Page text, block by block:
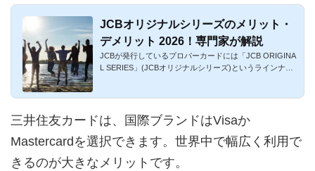
JCBオリジナルシリーズのメリット・
デメリット 2026！専門家が解説
JCBが発行しているプロパーカードには「JCB ORIGINA
L SERIES」(JCBオリジナルシリーズ)というラインナッ
三井住友カードは、国際ブランドはVisaか
Mastercardを選択できます。世界中で幅広く利用で
きるのが大きなメリットです。